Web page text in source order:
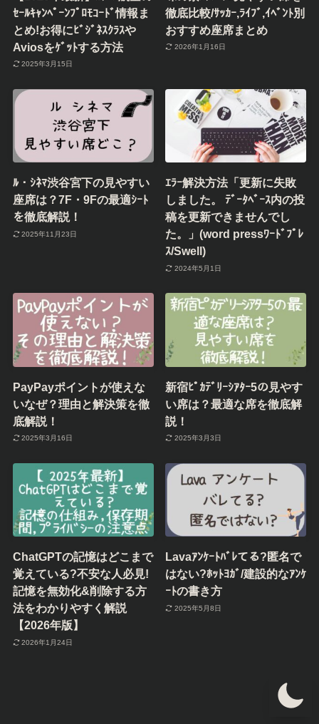
ｾｰﾙｷｬﾝﾍﾟｰﾝﾌﾟﾛﾓｺｰﾄﾞ情報ま
とめ!お得にﾋﾞｼﾞﾈｽｸﾗｽや
Aviosをｹﾞｯﾄする方法
2025年3月15日
徹底比較/ｻｯｶｰ,ﾗｲﾌﾞ,ｲﾍﾞﾝﾄ別
おすすめ座席まとめ
2026年1月16日
ﾙ・ｼﾈﾏ渋谷宮下の見やすい
座席は？7F・9Fの最適ｼｰﾄ
を徹底解説！
2025年11月23日
ｴﾗｰ解決方法「更新に失敗
しました。 ﾃﾞｰﾀﾍﾞｰｽ内の投
稿を更新できませんでし
た。」(word pressﾜｰﾄﾞﾌﾟﾚ
ｽ/Swell)
2024年5月1日
PayPayポイントが使えな
いなぜ？理由と解決策を徹
底解説！
2025年3月16日
新宿ﾋﾟｶﾃﾞﾘｰｼｱﾀｰ5の見やす
い席は？最適な席を徹底解
説！
2025年3月3日
ChatGPTの記憶はどこまで
覚えている?不安な人必見!
記憶を無効化&削除する方
法をわかりやすく解説
【2026年版】
2026年1月24日
Lavaｱﾝｹｰﾄﾊﾞﾚてる?匿名で
はない?ﾎｯﾄﾖｶﾞ/建設的なｱﾝｹ
ｰﾄの書き方
2025年5月8日